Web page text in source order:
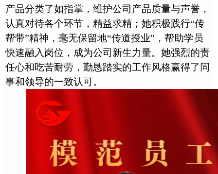
产品分类了如指掌，维护公司产品质量与声誉，
认真对待各个环节，精益求精；她积极践行“传
帮带”精神，毫无保留地“传道授业”，帮助学员
快速融入岗位，成为公司新生力量。她强烈的责
任心和吃苦耐劳，勤恳踏实的工作风格赢得了同
事和领导的一致认可。